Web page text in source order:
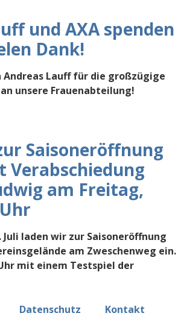
und AXA spenden
Dank!
Andreas Lauff für die großzügige
an unsere Frauenabteilung!
Saisoneröffnung
Verabschiedung
am Freitag,
Juli laden wir zur Saisoneröffnung
am Zweschenweg ein.
mit einem Testspiel der
Datenschutz Kontakt